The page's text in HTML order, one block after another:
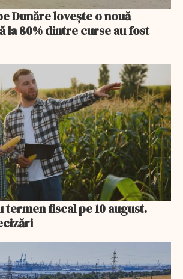
Dunăre lovește o nouă
la 80% dintre curse au fost
fiscal pe 10 august.